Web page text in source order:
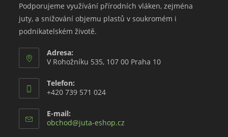
Podporujeme využívání přírodních vláken, zejména
juty, a snižování objemu plastů v soukromém i
podnikatelském životě.
Adresa:
V Rohožníku 535, 107 00 Praha 10
Telefon:
+420 739 571 024
E-mail:
obchod@juta-eshop.cz